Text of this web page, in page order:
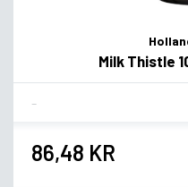
Milk Thistle
86,48 KR